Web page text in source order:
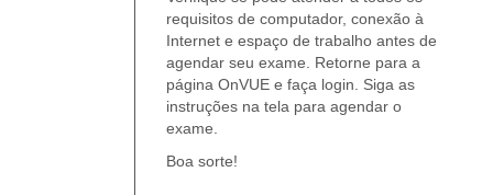
requisitos de computador, conexão à
Internet e espaço de trabalho antes de
agendar seu exame. Retorne para a
página OnVUE e faça login. Siga as
instruções na tela para agendar o
exame.
Boa sorte!